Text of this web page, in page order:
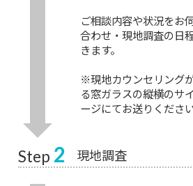
ご相談内容や状況をお
合わせ・現地調査の日
きます。
※現地カウンセリング
る窓ガラスの縦横のサ
ージにてお送りください
Step 2 現地調査